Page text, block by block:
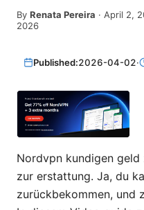
By Renata Pereira · April 2,
2026
Published:2026-04-02·
Nordvpn kundigen
zur erstattung. Ja, du
zurückbekommen, und